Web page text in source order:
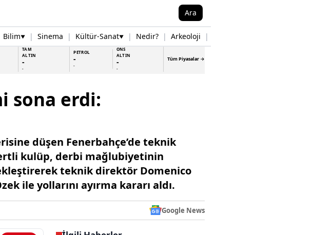
Ara
Bilim▼ | Sinema | Kültür-Sanat▼ | Nedir? | Arkeoloji |
TAM
ALTIN
-
-
PETROL
-
-
ONS
ALTIN
-
-
Tüm Piyasalar →
sona erdi:
düşen Fenerbahçe’de teknik
kulüp, derbi mağlubiyetinin
teknik direktör Domenico
ile yollarını ayırma kararı aldı.
Google News